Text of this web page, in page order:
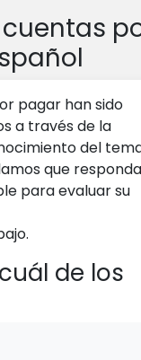
pagar han sido
a través de la
del
que responda
para evaluar su
de los